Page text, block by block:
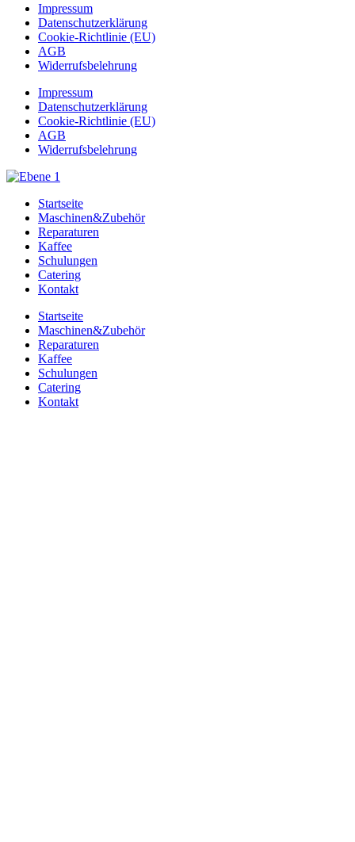
Impressum
Datenschutzerklärung
Cookie-Richtlinie (EU)
AGB
Widerrufsbelehrung
Impressum
Datenschutzerklärung
Cookie-Richtlinie (EU)
AGB
Widerrufsbelehrung
Startseite
Maschinen&Zubehör
Reparaturen
Kaffee
Schulungen
Catering
Kontakt
Startseite
Maschinen&Zubehör
Reparaturen
Kaffee
Schulungen
Catering
Kontakt